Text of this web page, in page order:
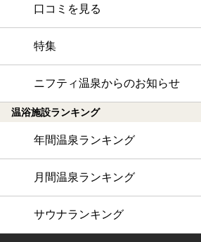
口コミを見る
特集
ニフティ温泉からのお知らせ
温浴施設ランキング
年間温泉ランキング
月間温泉ランキング
サウナランキング